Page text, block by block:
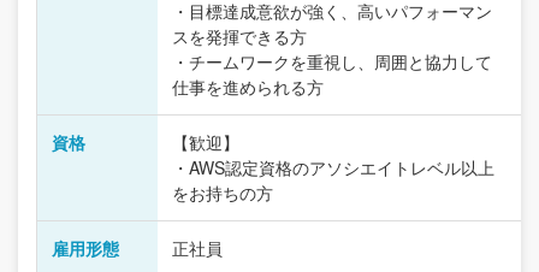
・目標達成意欲が強く、高いパフォーマン
スを発揮できる方
・チームワークを重視し、周囲と協力して
仕事を進められる方
資格
【歓迎】
・AWS認定資格のアソシエイトレベル以上
をお持ちの方
雇用形態 正社員